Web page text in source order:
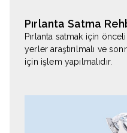
Pırlanta Satma
Pırlanta satmak için
yerler araştırılmalı ve
için işlem yapılmalıdır.